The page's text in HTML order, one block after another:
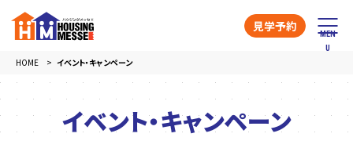
見学予約
HOME イベント・キャンペーン
イベント・キャンペーン